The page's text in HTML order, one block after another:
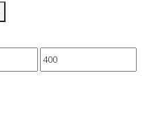
Max.